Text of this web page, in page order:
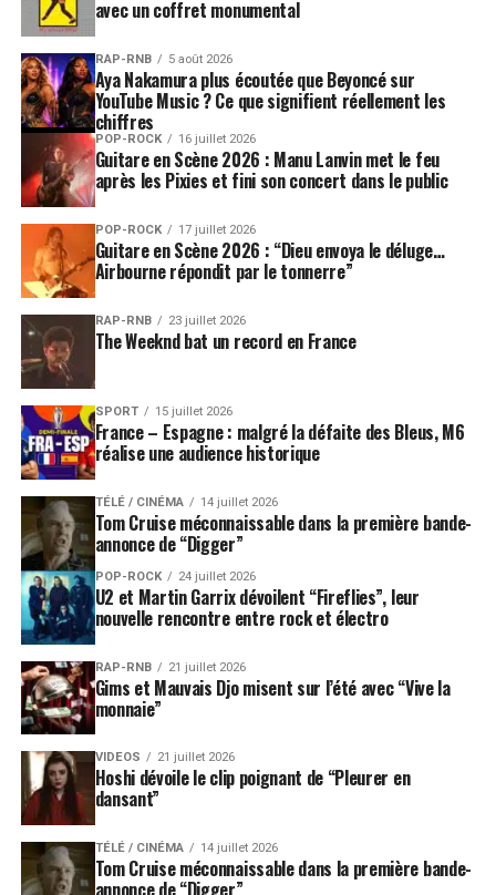
avec un coffret monumental
RAP-RNB 5 août 2026
Aya Nakamura plus écoutée que Beyoncé sur
YouTube Music ? Ce que signifient réellement les
chiffres
POP-ROCK 16 juillet 2026
Guitare en Scène 2026 : Manu Lanvin met le feu
après les Pixies et fini son concert dans le public
POP-ROCK 17 juillet 2026
Guitare en Scène 2026 : “Dieu envoya le déluge…
Airbourne répondit par le tonnerre”
RAP-RNB 23 juillet 2026
The Weeknd bat un record en France
SPORT 15 juillet 2026
France – Espagne : malgré la défaite des Bleus, M6
réalise une audience historique
TÉLÉ / CINÉMA 14 juillet 2026
Tom Cruise méconnaissable dans la première bande-
annonce de “Digger”
POP-ROCK 24 juillet 2026
U2 et Martin Garrix dévoilent “Fireflies”, leur
nouvelle rencontre entre rock et électro
RAP-RNB 21 juillet 2026
Gims et Mauvais Djo misent sur l’été avec “Vive la
monnaie”
VIDEOS 21 juillet 2026
Hoshi dévoile le clip poignant de “Pleurer en
dansant”
TÉLÉ / CINÉMA 14 juillet 2026
Tom Cruise méconnaissable dans la première bande-